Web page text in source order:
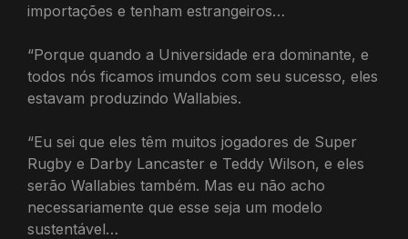
importações e tenham estrangeiros…
“Porque quando a Universidade era dominante, e
todos nós ficamos imundos com seu sucesso, eles
estavam produzindo Wallabies.
“Eu sei que eles têm muitos jogadores de Super
Rugby e Darby Lancaster e Teddy Wilson, e eles
serão Wallabies também. Mas eu não acho
necessariamente que esse seja um modelo
sustentável…